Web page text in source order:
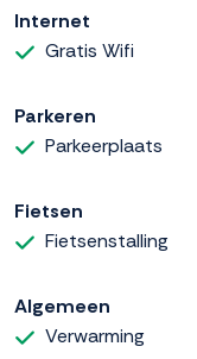
Internet
Gratis Wifi
Parkeren
Parkeerplaats
Fietsen
Fietsenstalling
Algemeen
Verwarming